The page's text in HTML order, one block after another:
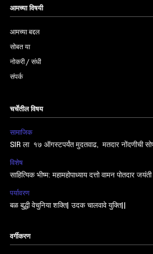
आमच्या विषयी
आमच्या बद्दल
सोबत या
नोकरी / संधी
संपर्क
चर्चेतील विषय
सामाजिक
SIR ला १७ ऑगस्टपर्यंत मुदतवाढ, मतदार नोंदणीची
विशेष
साहित्यिक भीष्म: महामहोपाध्याय दत्तो वामन पोतदार जयंती
पर्यावरण
बळ बुद्धी वेचुनिया शक्ति| उदक चालवावे युक्ति||
वर्गीकरण